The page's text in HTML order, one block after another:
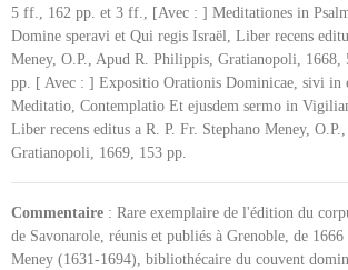
5 ff., 162 pp. et 3 ff., [Avec : ] Meditationes in
Domine speravi et Qui regis Israël, Liber recens
Meney, O.P., Apud R. Philippis, Gratianopoli,
pp. [ Avec : ] Expositio Orationis Dominicae, sivi in
Meditatio, Contemplatio Et ejusdem sermo in
Liber recens editus a R. P. Fr. Stephano Meney,
Gratianopoli, 1669, 153 pp.
Commentaire : Rare exemplaire de l'édition du
de Savonarole, réunis et publiés à Grenoble, de
Meney (1631-1694), bibliothécaire du couvent